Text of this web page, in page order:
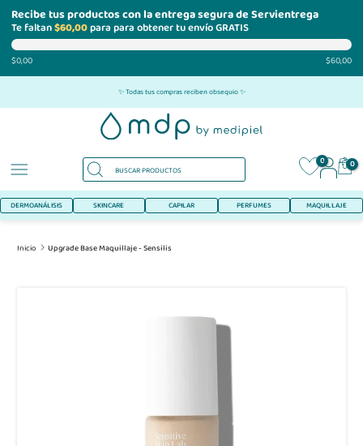
Recibe tus productos con la entrega segura de Servientrega
Te faltan$60,00para para obtener tu envío GRATIS
$0,00 $60,00
al
✨ Todas tus compras reciben obsequio ✨
0 0
DERMOANÁLISIS SKINCARE CAPILAR PERFUMES MAQUILLAJE
Inicio Upgrade Base Maquillaje - Sensilis